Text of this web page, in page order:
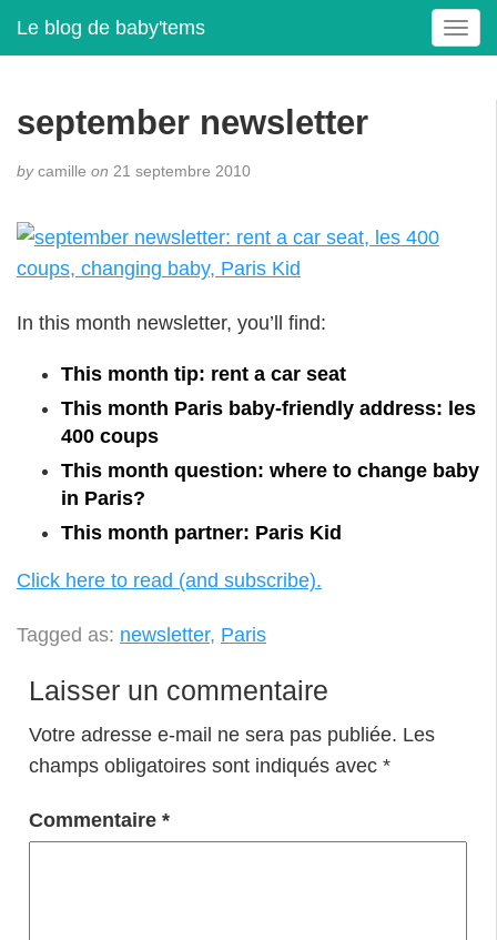
Le blog de baby'tems
T
o
september newsletter
bycamille on 21 septembre 2010
In this month newsletter, you’ll find:
This month tip: rent a car seat
This month Paris baby-friendly address: les
400 coups
This month question: where to change baby
in Paris?
This month partner: Paris Kid
Click here to read (and subscribe).
Tagged as: newsletter, Paris
Laisser un commentaire
Votre adresse e-mail ne sera pas publiée. Les
champs obligatoires sont indiqués avec *
Commentaire *